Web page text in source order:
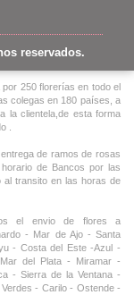
reservados.
250 florerías en todo el
colegas en 180 países, a
la clientela,de esta forma
.
de ramos de rosas
de Bancos por las
al transito en las horas de
el envio de flores a
- Mar de Ajo - Santa
- Costa del Este -Azul -
del Plata - Miramar -
- Sierra de la Ventana -
- Carilo - Ostende -